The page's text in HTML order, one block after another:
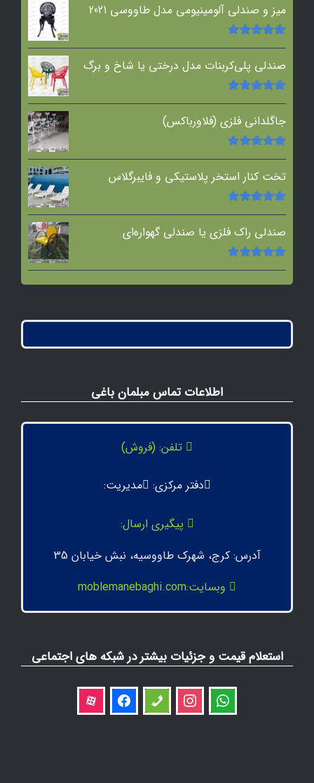
میز و صندلی آلومینیومی مدل طاووسی 2021
امتیاز5.00از
صندلی پلی‌کربنات مدل درختی یا شاخ و برگ
امتیاز5.00از
جاگلدانی فلزی (فلاورباکس)
امتیاز5.00از
تخت کنار استخر پلاستیکی و فایبرگلاس
امتیاز5.00از
صندلی راک فلزی یا صندلی گهواره‌ای
امتیاز5.00از
اطلاعات تماس مبلمان باغی
تلفن: (فروش)
دفتر مرکزی: مدیریت:
پیگیری ارسال:
آدرس: کرج، شهرک طاووسیه، نبش خیابان 35
وبسایت:moblemanebaghi.com
استعلام قیمت و جزئیات بیشتر در شبکه های اجتماعی
whatsapp
instagram
phone
facebook
aparat